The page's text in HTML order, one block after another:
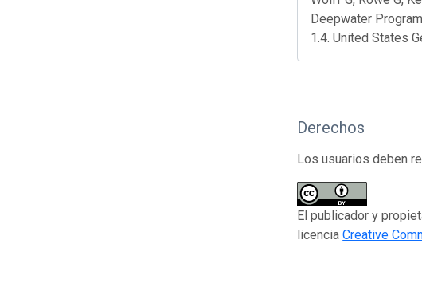
Deepwater
1.4. United States
Derechos
Los usuarios deben
El publicador y
licenciaCreative